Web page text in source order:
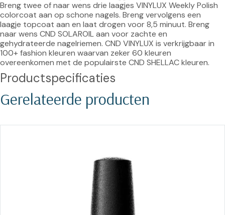
Breng twee of naar wens drie laagjes VINYLUX Weekly Polish
colorcoat aan op schone nagels. Breng vervolgens een
laagje topcoat aan en laat drogen voor 8,5 minuut. Breng
naar wens CND SOLAROIL aan voor zachte en
gehydrateerde nagelriemen. CND VINYLUX is verkrijgbaar in
100+ fashion kleuren waarvan zeker 60 kleuren
overeenkomen met de populairste CND SHELLAC kleuren.
Productspecificaties
Gerelateerde producten